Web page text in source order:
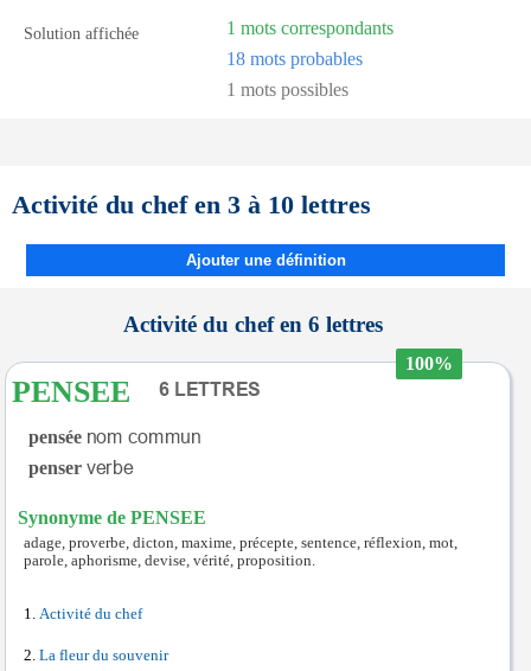
Solution affichée
1 mots correspondants
18 mots probables
1 mots possibles
Activité du chef en 3 à 10 lettres
Ajouter une définition
Activité du chef en 6 lettres
100%
PENSEE
pensée
penser
Synonyme de PENSEE
adage, proverbe, dicton, maxime, précepte, sentence, réflexion, mot,
parole, aphorisme, devise, vérité, proposition.
Activité du chef
La fleur du souvenir